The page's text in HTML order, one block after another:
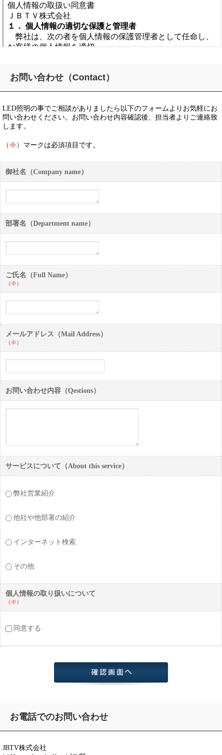
お問い合わせ（Contact）
LED照明の事でご相談がありましたら以下のフォームよりお気軽にお
問い合わせください。お問い合わせ内容確認後、担当者よりご連絡致
します。
（※） マークは必須項目です。
御社名（Company name）
部署名（Department name）
ご氏名（Full Name）
（※）
メールアドレス（Mail Address）
（※）
お問い合わせ内容（Qestions）
サービスについて（About this service）
弊社営業紹介
他社や他部署の紹介
インターネット検索
その他
個人情報の取り扱いについて
（※）
同意する
お電話でのお問い合わせ
JBTV株式会社